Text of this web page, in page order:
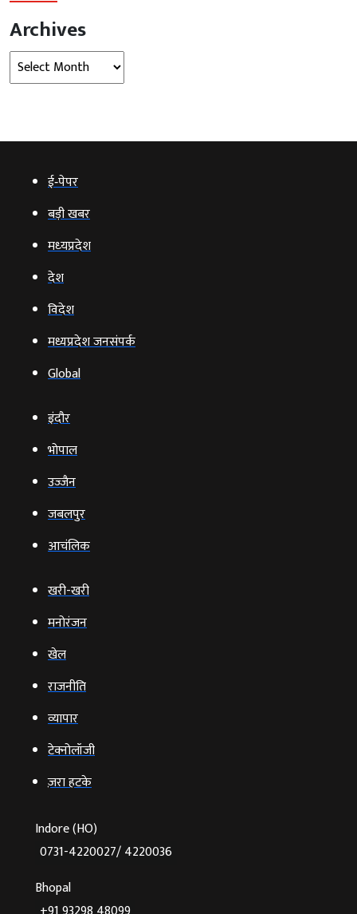
Archives
Archives
ई‑पेपर
बड़ी खबर
मध्‍यप्रदेश
देश
विदेश
मध्यप्रदेश जनसंपर्क
Global
इंदौर
भोपाल
उज्‍जैन
जबलपुर
आचंलिक
खरी-खरी
मनोरंजन
खेल
राजनीति
व्‍यापार
टेक्‍नोलॉजी
ज़रा हटके
Indore (HO)
0731-4220027/ 4220036
Bhopal